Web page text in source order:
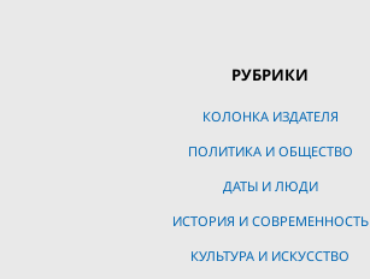
РУБРИКИ
КОЛОНКА ИЗДАТЕЛЯ
ПОЛИТИКА И ОБЩЕСТВО
ДАТЫ И ЛЮДИ
ИСТОРИЯ И СОВРЕМЕННОСТЬ
КУЛЬТУРА И ИСКУССТВО